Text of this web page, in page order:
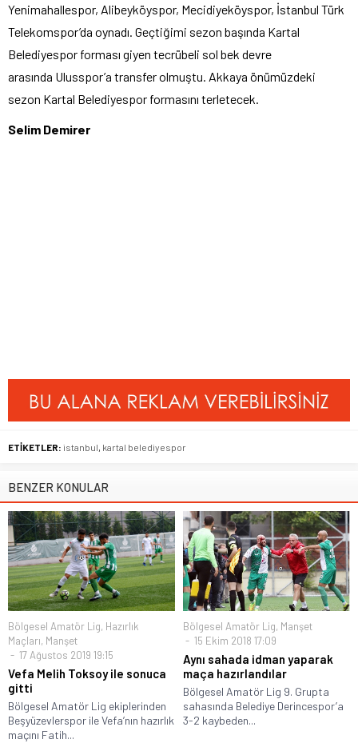
Yenimahallespor, Alibeyköyspor, Mecidiyeköyspor, İstanbul Türk
Telekomspor’da oynadı. Geçtiğimi sezon başında Kartal
Belediyespor forması giyen tecrübeli sol bek devre
arasında Ulusspor’a transfer olmuştu. Akkaya önümüzdeki
sezon Kartal Belediyespor formasını terletecek.
Selim Demirer
ETİKETLER: istanbul kartal belediyespor
BENZER KONULAR
Bölgesel Amatör Lig, Hazırlık
Maçları, Manşet
17 Ağustos 2019 19:15
Vefa Melih Toksoy ile sonuca
gitti
Bölgesel Amatör Lig ekiplerinden
Beşyüzevlerspor ile Vefa’nın hazırlık
maçını Fatih...
Bölgesel Amatör Lig, Manşet
15 Ekim 2018 17:09
Aynı sahada idman yaparak
maça hazırlandılar
Bölgesel Amatör Lig 9. Grupta
sahasında Belediye Derincespor’a
3-2 kaybeden...